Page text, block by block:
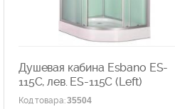
Душевая кабина Esbano ES-
115C, лев. ES-115C (Left)
Код товара:35504